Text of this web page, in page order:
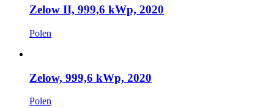
Zelow II, 999,6 kWp, 2020
Polen
Zelow, 999,6 kWp, 2020
Polen